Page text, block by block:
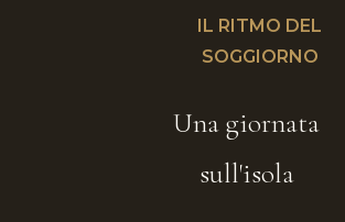
IL RITMO DEL
SOGGIORNO
Una giornata
sull'isola